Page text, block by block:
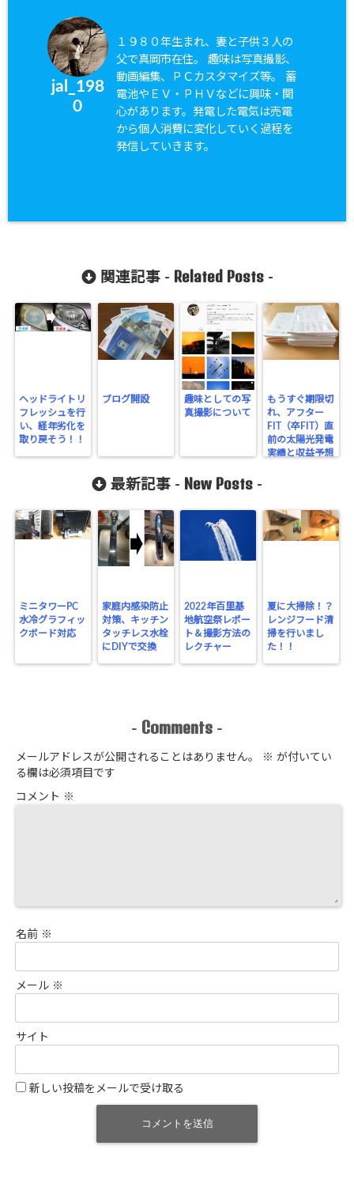
jal_198
0
１９８０年生まれ、妻と子供３人の
父で真岡市在住。 趣味は写真撮影、
動画編集、ＰＣカスタマイズ等。 蓄
電池やＥＶ・ＰＨＶなどに興味・関
心があります。発電した電気は売電
から個人消費に変化していく過程を
発信していきます。
関連記事 - Related Posts-
ヘッドライトリ
フレッシュを行
い、経年劣化を
取り戻そう！！
ブログ開設
趣味としての写
真撮影について
もうすぐ期限切
れ、アフター
FIT（卒FIT）直
前の太陽光発電
実績と収益予想
最新記事 - New Posts -
ミニタワーPC
水冷グラフィッ
クボード対応
家庭内感染防止
対策、キッチン
タッチレス水栓
にDIYで交換
2022年百里基
地航空祭レポー
ト＆撮影方法の
レクチャー
夏に大掃除！？
レンジフード清
掃を行いまし
た！！
- Comments -
メールアドレスが公開されることはありません。 ※ が付いてい
る欄は必須項目です
コメント ※
名前 ※
メール ※
サイト
新しい投稿をメールで受け取る